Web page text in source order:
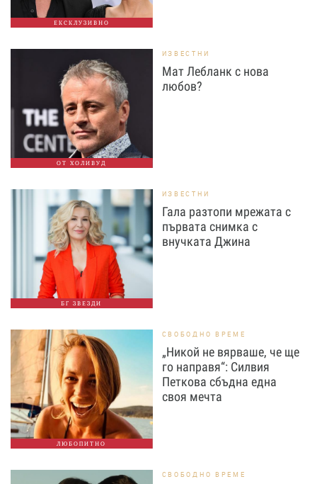
ЕКСКЛУЗИВНО
ОТ ХОЛИВУД
ИЗВЕСТНИ
Мат Лебланк с нова
любов?
БГ ЗВЕЗДИ
ИЗВЕСТНИ
Гала разтопи мрежата с
първата снимка с
внучката Джина
ЛЮБОПИТНО
СВОБОДНО ВРЕМЕ
„Никой не вярваше, че ще
го направя“: Силвия
Петкова сбъдна една
своя мечта
СВОБОДНО ВРЕМЕ